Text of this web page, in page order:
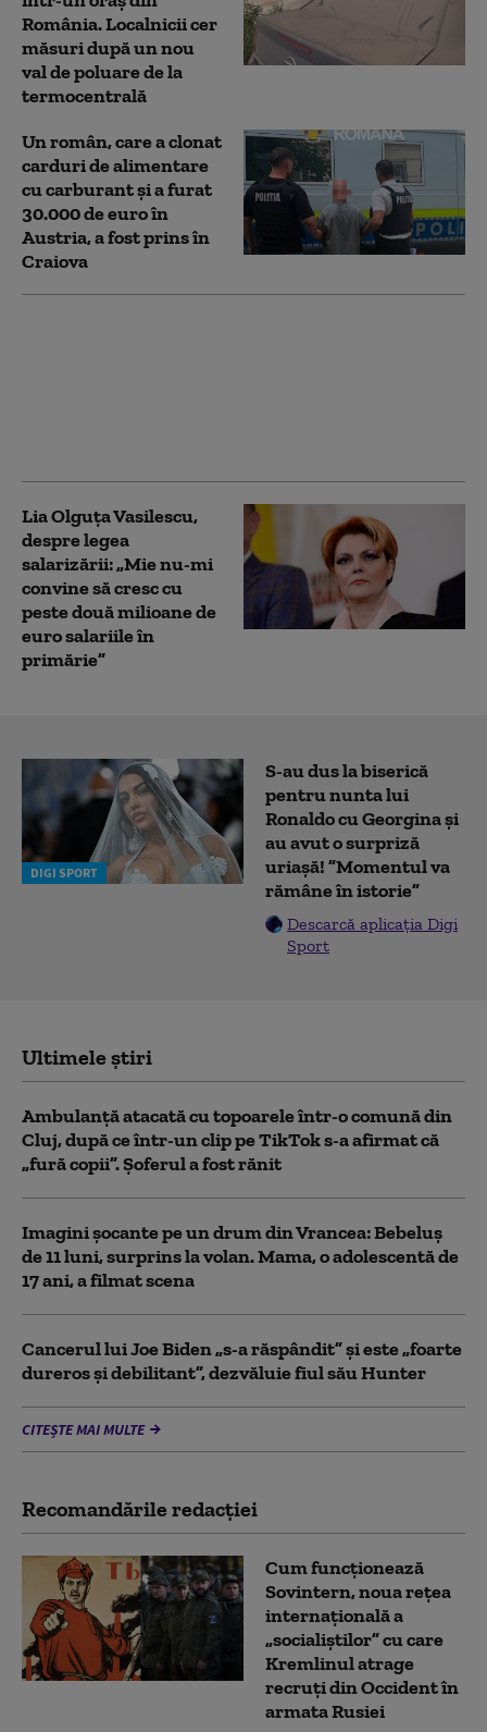
România. Localnicii cer
măsuri după un nou
val de poluare de la
termocentrală
Un român, care a clonat
carduri de alimentare
cu carburant și a furat
30.000 de euro în
Austria, a fost prins în
Craiova
Lia Olguţa Vasilescu,
despre legea
salarizării: „Mie nu-mi
convine să cresc cu
peste două milioane de
euro salariile în
primărie”
DIGI SPORT
S-au dus la biserică
pentru nunta lui
Ronaldo cu Georgina și
au avut o surpriză
uriașă! ”Momentul va
rămâne în istorie”
Descarcă aplicația Digi
Sport
Ultimele știri
Ambulanţă atacată cu topoarele într-o comună din
Cluj, după ce într-un clip pe TikTok s-a afirmat că
„fură copii”. Șoferul a fost rănit
Imagini șocante pe un drum din Vrancea: Bebeluș
de 11 luni, surprins la volan. Mama, o adolescentă de
17 ani, a filmat scena
Cancerul lui Joe Biden „s-a răspândit” şi este „foarte
dureros și debilitant”, dezvăluie fiul său Hunter
CITEȘTE MAI MULTE
Recomandările redacţiei
Cum funcționează
Sovintern, noua rețea
internațională a
„socialiștilor” cu care
Kremlinul atrage
recruți din Occident în
armata Rusiei